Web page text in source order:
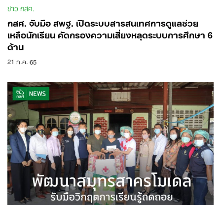
ข่าว กสศ.
กสศ. จับมือ สพฐ. เปิดระบบสารสนเทศการดูแลช่วย
เหลือนักเรียน คัดกรองความเสี่ยงหลุดระบบการศึกษา 6
ด้าน
21 ก.ค. 65